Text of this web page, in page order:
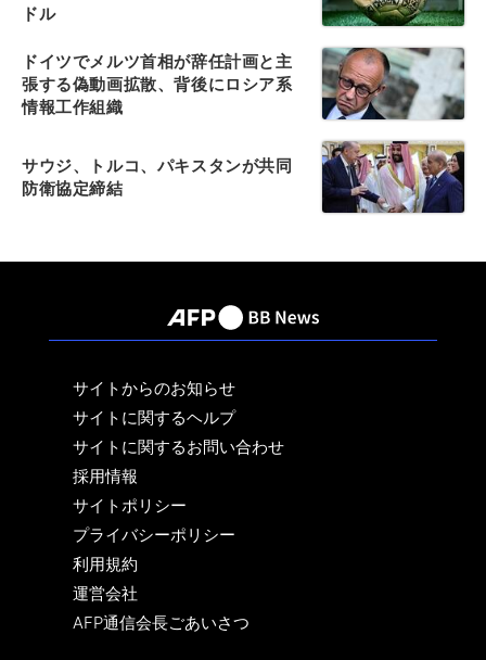
ドル
ドイツでメルツ首相が辞任計画と主
張する偽動画拡散、背後にロシア系
情報工作組織
サウジ、トルコ、パキスタンが共同
防衛協定締結
サイトからのお知らせ
サイトに関するヘルプ
サイトに関するお問い合わせ
採用情報
サイトポリシー
プライバシーポリシー
利用規約
運営会社
AFP通信会長ごあいさつ